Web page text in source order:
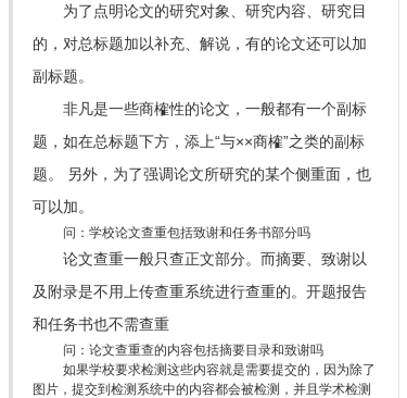
为了点明论文的研究对象、研究内容、研究目
的，对总标题加以补充、解说，有的论文还可以加
副标题。
非凡是一些商榷性的论文，一般都有一个副标
题，如在总标题下方，添上“与××商榷”之类的副标
题。 另外，为了强调论文所研究的某个侧重面，也
可以加。
问：学校论文查重包括致谢和任务书部分吗
论文查重一般只查正文部分。而摘要、致谢以
及附录是不用上传查重系统进行查重的。开题报告
和任务书也不需查重
问：论文查重查的内容包括摘要目录和致谢吗
如果学校要求检测这些内容就是需要提交的，因为除了
图片，提交到检测系统中的内容都会被检测，并且学术检测